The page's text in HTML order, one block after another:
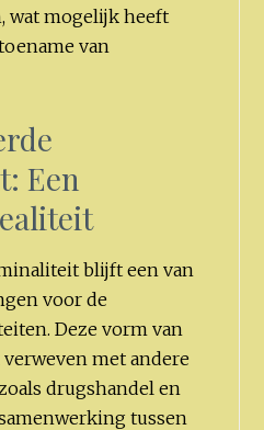
wat mogelijk heeft
van
Een
blijft een van
voor de
Deze vorm van
met andere
drugshandel en
tussen